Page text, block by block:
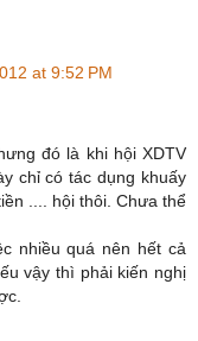
at 9:52 PM
đó là khi hội XDTV
chỉ có tác dụng khuấy
.... hội thôi. Chưa thể
nhiều quá nên hết cả
vậy thì phải kiến nghị